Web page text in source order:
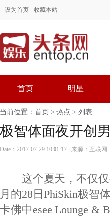
设为首页 收藏本站
首页 明星
当前位置： 首页 > 热点 > 列表
极智体面夜开创
Date：2017-07-29 10:01:17 来源：互联网
这个夏天，不仅仅
月的28日PhiSkin极
卡佛中esee Lounge &